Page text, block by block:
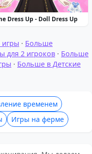
Dress Up - Doll Dress Up
игры · Больше
для 2 игроков · Больше
· Больше в Детские
временем
Игры на ферме